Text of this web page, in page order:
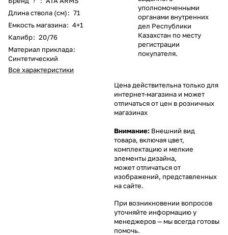
Длина ствола (см): 71
Емкость магазина: 4+1
Калибр: 20/76
Материал приклада:
Синтетический
Все характеристики
уполномоченными
органами внутренних
дел Республики
Казахстан по месту
регистрации
покупателя.
Цена действительна только для
интернет-магазина и может
отличаться от цен в розничных
магазинах
Внимание: Внешний вид
товара, включая цвет,
комплектацию и мелкие
элементы дизайна,
может отличаться от
изображений, представленных
на сайте.
При возникновении вопросов
уточняйте информацию у
менеджеров— мы всегда готовы
помочь.